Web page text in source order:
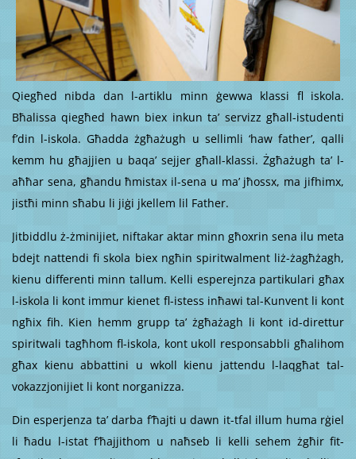
Qiegħed nibda dan l-artiklu minn ġewwa klassi fl iskola.
Bħalissa qiegħed hawn biex inkun ta’ servizz għall-istudenti
f’din l-iskola. Għadda żgħażugh u sellimli ‘haw father’, qalli
kemm hu għajjien u baqa’ sejjer għall-klassi. Żgħażugh ta’ l-
aħħar sena, għandu ħmistax il-sena u ma’ jħossx, ma jifhimx,
jistħi minn sħabu li jiġi jkellem lil Father.
Jitbiddlu ż-żminijiet, niftakar aktar minn għoxrin sena ilu meta
bdejt nattendi fi skola biex ngħin spiritwalment liż-żagħżagh,
kienu differenti minn tallum. Kelli esperejnza partikulari għax
l-iskola li kont immur kienet fl-istess inħawi tal-Kunvent li kont
ngħix fih. Kien hemm grupp ta’ żgħażagh li kont id-direttur
spiritwali tagħhom fl-iskola, kont ukoll responsabbli għalihom
għax kienu abbattini u wkoll kienu jattendu l-laqgħat tal-
vokazzjonijiet li kont norganizza.
Din esperjenza ta’ darba f’ħajti u dawn it-tfal illum huma rġiel
li ħadu l-istat f’ħajjithom u naħseb li kelli sehem żgħir fit-